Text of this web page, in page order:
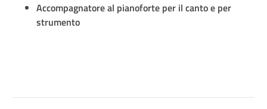
Accompagnatore al pianoforte per il canto e per
strumento